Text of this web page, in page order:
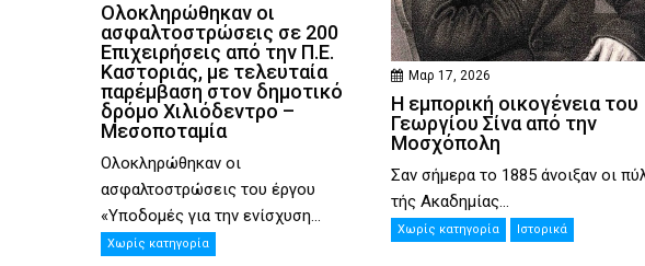
Ολοκληρώθηκαν οι
ασφαλτοστρώσεις σε 200
Επιχειρήσεις από την Π.Ε.
Καστοριάς, με τελευταία
παρέμβαση στον δημοτικό
δρόμο Χιλιόδεντρο –
Μεσοποταμία
Ολοκληρώθηκαν οι
ασφαλτοστρώσεις του έργου
«Υποδομές για την ενίσχυση...
Χωρίς κατηγορία
Μαρ 17, 2026
Η εμπορική οικογένεια του
Γεωργίου Σίνα από την
Μοσχόπολη
Σαν σήμερα το 1885 άνοιξαν οι
τής Ακαδημίας...
Χωρίς κατηγορία Ιστορικά